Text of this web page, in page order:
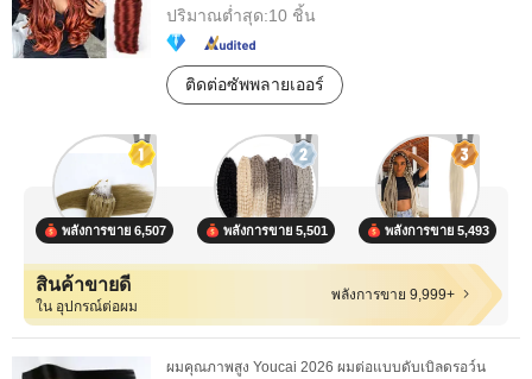
ปริมาณต่ำสุด:10 ชิ้น
ติดต่อซัพพลายเออร์
พลังการขาย 6,507 พลังการขาย 5,501 พลังการขาย 5,493
สินค้าขายดี
ใน อุปกรณ์ต่อผม
พลังการขาย 9,999+
ผมคุณภาพสูง Youcai 2026 ผมต่อแบบดับเบิลดรอว์น